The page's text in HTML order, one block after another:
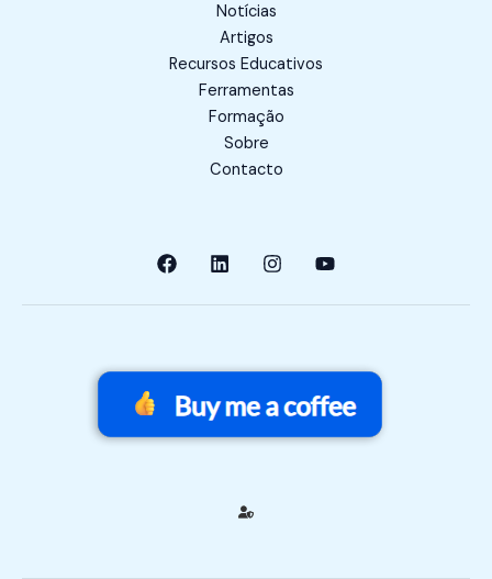
Notícias
Artigos
Recursos Educativos
Ferramentas
Formação
Sobre
Contacto